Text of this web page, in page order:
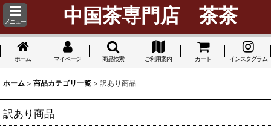
メニュー 中国茶専門店 茶茶
ホーム マイページ 商品検索 ご利用案内 カート インスタグラム
ホーム > 商品カテゴリ一覧 > 訳あり商品
訳あり商品